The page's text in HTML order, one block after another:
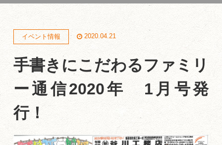
イベント情報 2020.04.21
手書きにこだわるファミリ
ー通信2020年 1月号発
行！